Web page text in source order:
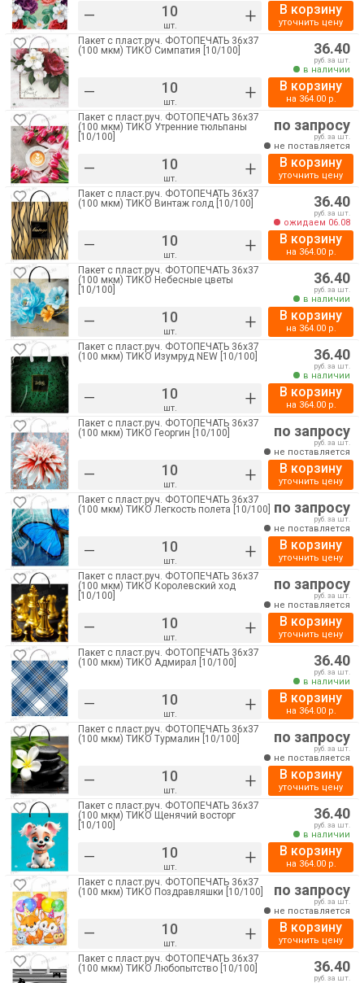
– шт. + В корзину
уточнить цену
Пакет с пласт.руч. ФОТОПЕЧАТЬ 36х37
(100 мкм) ТИКО Симпатия [10/100]
– шт. +
36.40
руб. за шт.
в наличии
В корзину
на 364.00р.
Пакет с пласт.руч. ФОТОПЕЧАТЬ 36х37
(100 мкм) ТИКО Утренние тюльпаны
[10/100]
– шт. +
по запросу
руб. за шт.
не поставляется
В корзину
уточнить цену
Пакет с пласт.руч. ФОТОПЕЧАТЬ 36х37
(100 мкм) ТИКО Винтаж голд [10/100]
– шт. +
36.40
руб. за шт.
ожидаем 06.08
В корзину
на 364.00р.
Пакет с пласт.руч. ФОТОПЕЧАТЬ 36х37
(100 мкм) ТИКО Небесные цветы
[10/100]
– шт. +
36.40
руб. за шт.
в наличии
В корзину
на 364.00р.
Пакет с пласт.руч. ФОТОПЕЧАТЬ 36х37
(100 мкм) ТИКО Изумруд NEW [10/100]
– шт. +
36.40
руб. за шт.
в наличии
В корзину
на 364.00р.
Пакет с пласт.руч. ФОТОПЕЧАТЬ 36х37
(100 мкм) ТИКО Георгин [10/100]
– шт. +
по запросу
руб. за шт.
не поставляется
В корзину
уточнить цену
Пакет с пласт.руч. ФОТОПЕЧАТЬ 36х37
(100 мкм) ТИКО Легкость полета [10/100]
– шт. +
по запросу
руб. за шт.
не поставляется
В корзину
уточнить цену
Пакет с пласт.руч. ФОТОПЕЧАТЬ 36х37
(100 мкм) ТИКО Королевский ход
[10/100]
– шт. +
по запросу
руб. за шт.
не поставляется
В корзину
уточнить цену
Пакет с пласт.руч. ФОТОПЕЧАТЬ 36х37
(100 мкм) ТИКО Адмирал [10/100]
– шт. +
36.40
руб. за шт.
в наличии
В корзину
на 364.00р.
Пакет с пласт.руч. ФОТОПЕЧАТЬ 36х37
(100 мкм) ТИКО Турмалин [10/100]
– шт. +
по запросу
руб. за шт.
не поставляется
В корзину
уточнить цену
Пакет с пласт.руч. ФОТОПЕЧАТЬ 36х37
(100 мкм) ТИКО Щенячий восторг
[10/100]
– шт. +
36.40
руб. за шт.
в наличии
В корзину
на 364.00р.
Пакет с пласт.руч. ФОТОПЕЧАТЬ 36х37
(100 мкм) ТИКО Поздравляшки [10/100]
– шт. +
по запросу
руб. за шт.
не поставляется
В корзину
уточнить цену
Пакет с пласт.руч. ФОТОПЕЧАТЬ 36х37
(100 мкм) ТИКО Любопытство [10/100]
36.40
руб. за шт.